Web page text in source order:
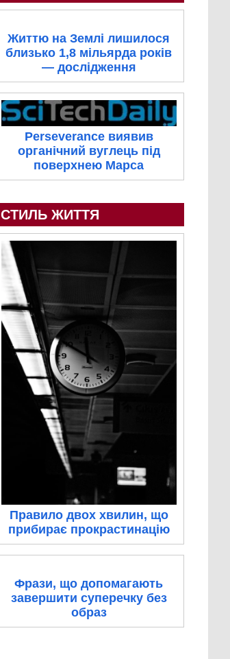
Життю на Землі лишилося
близько 1,8 мільярда років
— дослідження
Perseverance виявив
органічний вуглець під
поверхнею Марса
СТИЛЬ ЖИТТЯ
Правило двох хвилин, що
прибирає прокрастинацію
Фрази, що допомагають
завершити суперечку без
образ